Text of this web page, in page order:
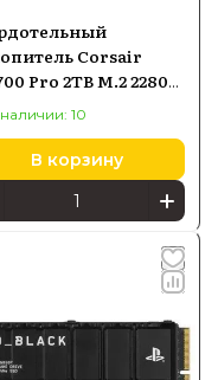
Corsair
Pro 2TB M.2 2280
x4 Gen5 NVMe 2.0
10
В корзину